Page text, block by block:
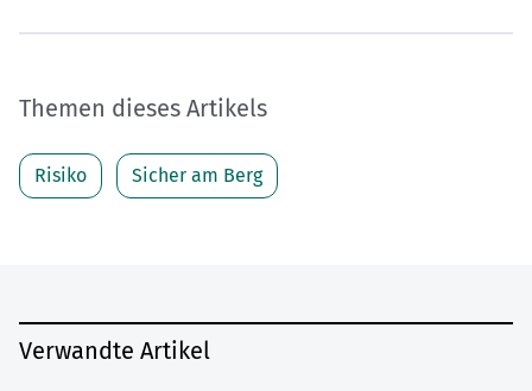
Themen dieses Artikels
Risiko Sicher am Berg
Verwandte Artikel